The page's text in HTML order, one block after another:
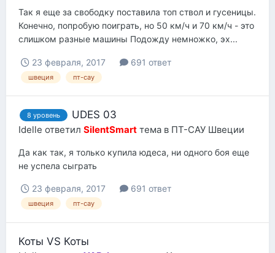
Так я еще за свободку поставила топ ствол и гусеницы.
Конечно, попробую поиграть, но 50 км/ч и 70 км/ч - это
слишком разные машины Подожду немножко, эх...
23 февраля, 2017 691 ответ
швеция пт-сау
8 уровень UDES 03
Idelle ответил SilentSmart тема в ПТ-САУ Швеции
Да как так, я только купила юдеса, ни одного боя еще
не успела сыграть
23 февраля, 2017 691 ответ
швеция пт-сау
Коты VS Коты